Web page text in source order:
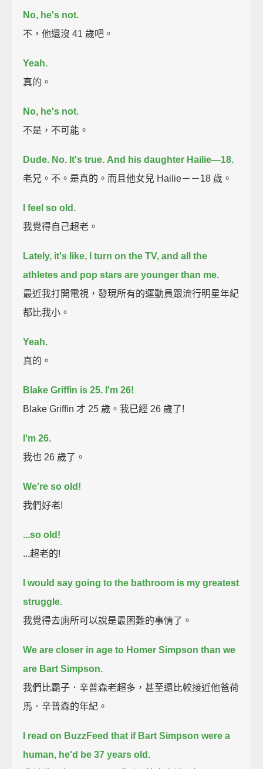
No, he's not.
不，他還沒 41 歲吧。
Yeah.
真的。
No, he's not.
不是，不可能。
Dude. No. It's true. And his daughter Hailie—18.
老兄。不。是真的。而且他女兒 Hailie－－18 歲。
I feel so old.
我覺得自己超老。
Lately, it's like, I turn on the TV, and all the
athletes and pop stars are younger than me.
最近我打開電視，發現所有的運動員跟流行明星年紀
都比我小。
Yeah.
真的。
Blake Griffin is 25. I'm 26!
Blake Griffin 才 25 歲。我已經 26 歲了!
I'm 26.
我也 26 歲了。
We're so old!
我們好老!
...so old!
...超老的!
I would say going to the bathroom is my greatest
struggle.
我覺得去廁所可以說是最困難的事情了。
We are closer in age to Homer Simpson than we
are Bart Simpson.
我們比霸子．辛普森老超多，甚至還比較接近他爸荷
馬．辛普森的年紀。
I read on BuzzFeed that if Bart Simpson were a
human, he'd be 37 years old.